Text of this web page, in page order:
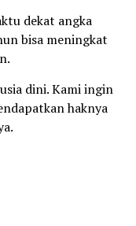
dekat angka
bisa meningkat
dini. Kami ingin
haknya